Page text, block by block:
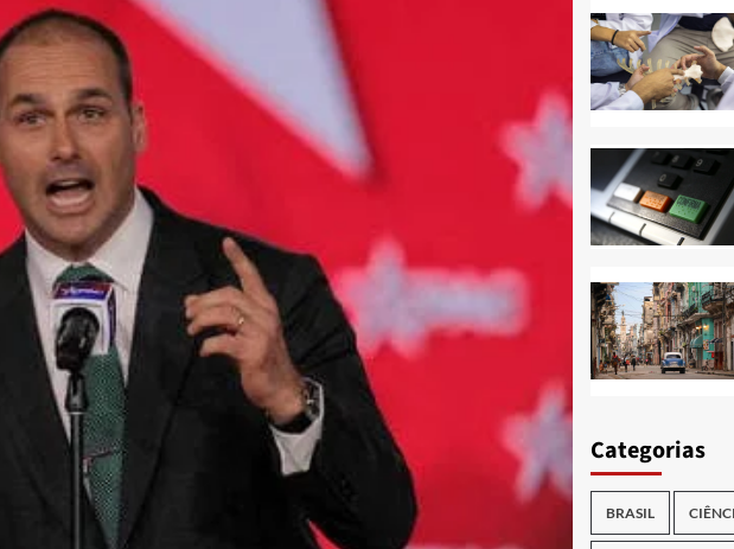
Categorias
BRASIL